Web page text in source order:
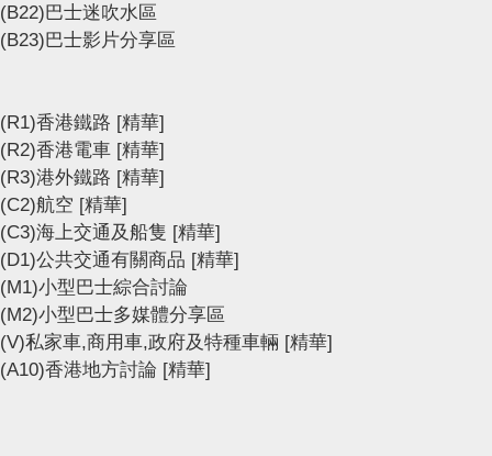
(B22)巴士迷吹水區
(B23)巴士影片分享區
(R1)香港鐵路 [精華]
(R2)香港電車 [精華]
(R3)港外鐵路 [精華]
(C2)航空 [精華]
(C3)海上交通及船隻 [精華]
(D1)公共交通有關商品 [精華]
(M1)小型巴士綜合討論
(M2)小型巴士多媒體分享區
(V)私家車,商用車,政府及特種車輛 [精華]
(A10)香港地方討論 [精華]